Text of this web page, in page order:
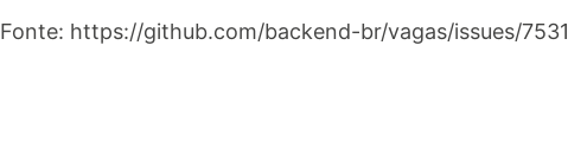
Fonte: https://github.com/backend-br/vagas/issues/7531